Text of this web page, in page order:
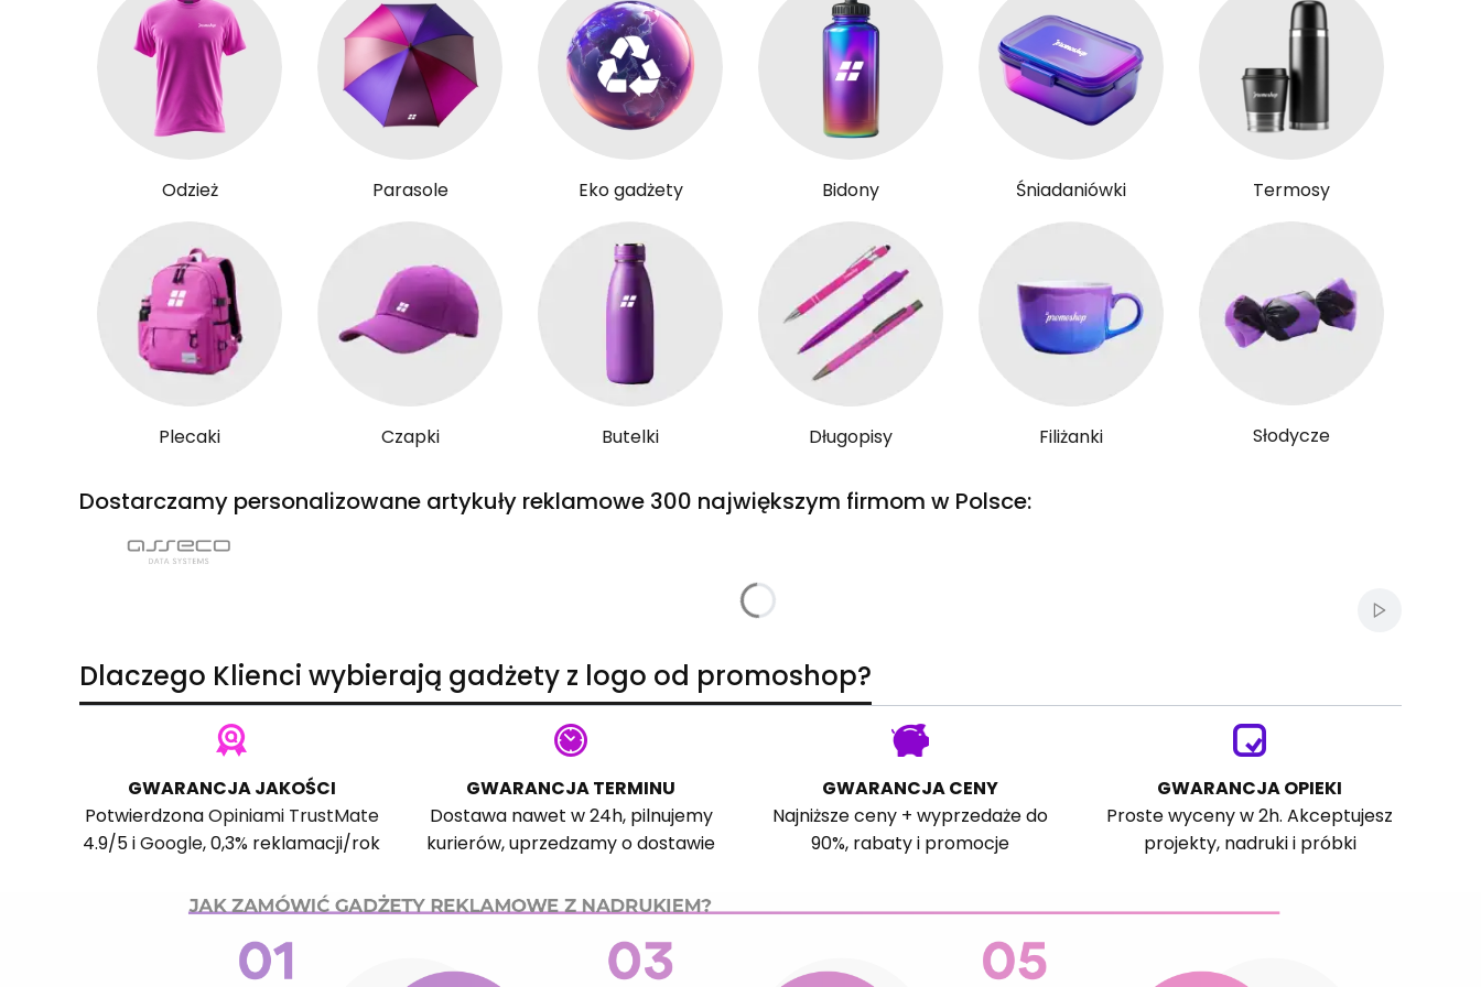
Odzież Parasole Eko gadżety Bidony Śniadaniówki Termosy
Plecaki Czapki Butelki Długopisy Filiżanki Słodycze
Dostarczamy personalizowane artykuły reklamowe 300 największym firmom w Polsce:
Włącz
Dlaczego Klienci wybierają gadżety z logo od promoshop?
GWARANCJA JAKOŚCI
PotwierdzonaOpiniami TrustMate
4.9/5 iGoogle, 0,3% reklamacji/rok
GWARANCJA TERMINU
Dostawa nawet w 24h, pilnujemy
kurierów, uprzedzamy o dostawie
GWARANCJA CENY
Najniższe ceny + wyprzedaże do
90%, rabaty i promocje
GWARANCJA OPIEKI
Proste wyceny w 2h. Akceptujesz
projekty, nadruki i próbki